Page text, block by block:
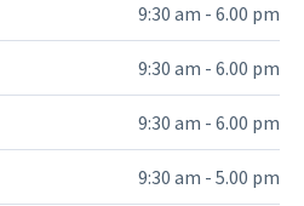
9:30 am - 6.00 pm
9:30 am - 6.00 pm
9:30 am - 6.00 pm
9:30 am - 5.00 pm